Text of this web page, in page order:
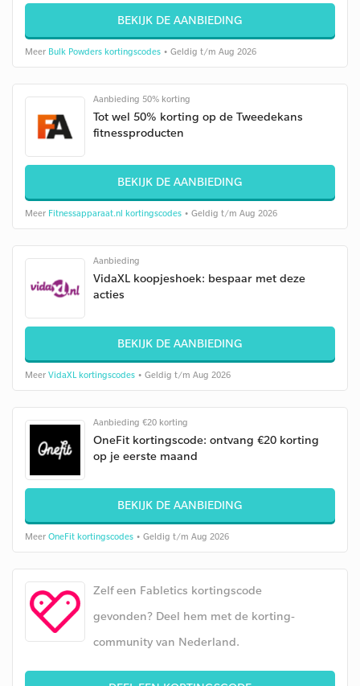
BEKIJK DE AANBIEDING
Meer Bulk Powders kortingscodes • Geldig t/m Aug 2026
Aanbieding 50% korting
Tot wel 50% korting op de Tweedekans
fitnessproducten
BEKIJK DE AANBIEDING
Meer Fitnessapparaat.nl kortingscodes • Geldig t/m Aug 2026
Aanbieding
VidaXL koopjeshoek: bespaar met deze
acties
BEKIJK DE AANBIEDING
Meer VidaXL kortingscodes • Geldig t/m Aug 2026
Aanbieding €20 korting
OneFit kortingscode: ontvang €20 korting
op je eerste maand
BEKIJK DE AANBIEDING
Meer OneFit kortingscodes • Geldig t/m Aug 2026
Zelf een Fabletics kortingscode
gevonden? Deel hem met de korting-
community van Nederland.